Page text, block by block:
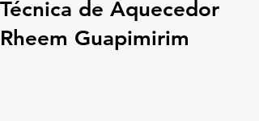
Técnica de Aquecedor
Rheem Guapimirim